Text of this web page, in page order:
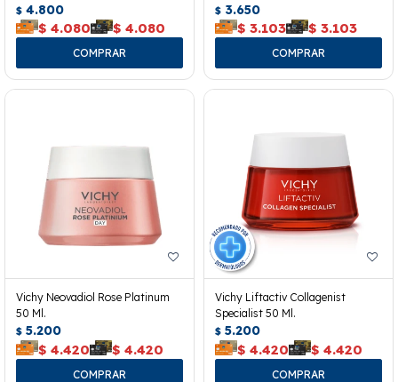
$ 4.800
$ 4.080 $ 4.080
$ 3.650
$ 3.103 $ 3.103
Vichy Neovadiol Rose Platinum
50 Ml.
$ 5.200
$ 4.420 $ 4.420
Vichy Liftactiv Collagenist
Specialist 50 Ml.
$ 5.200
$ 4.420 $ 4.420